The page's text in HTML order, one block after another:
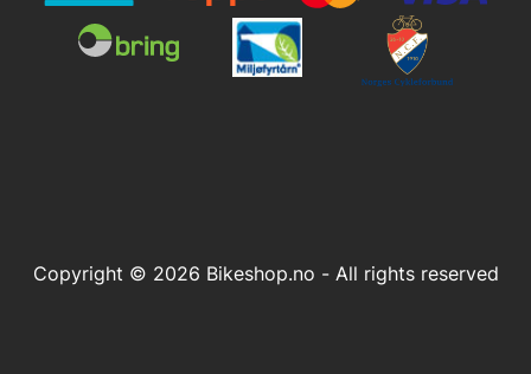
Copyright © 2026 Bikeshop.no - All rights reserved